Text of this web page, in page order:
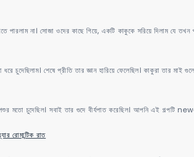
পারলাম না। সোজা ওদের কাছে গিয়ে, একটি কাকুকে সরিয়ে দিলাম যে
চুদেছিলাম। শেষে প্রীতি তার জ্ঞান হারিয়ে ফেলেছিল। কাকুরা তার
পশুর মতো চুদেছিল। সবাই তার গুদে বীর্যপাত করেছিল। আপনি এই
রোমান্টিক রাত